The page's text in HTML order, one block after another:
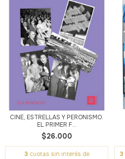
CINE, ESTRELLAS Y PERONISMO.
EL PRIMER F...
$26.000
3 cuotas sin interés de
3